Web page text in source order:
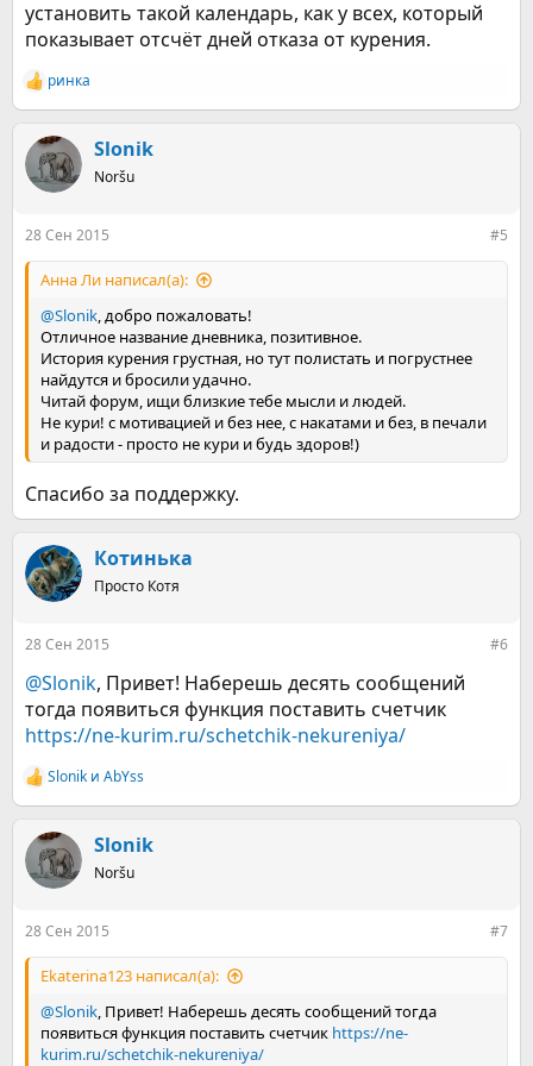
установить такой календарь, как у всех, который
показывает отсчёт дней отказа от курения.
Р
е
к
ц
и
ринка
Slonik
Noršu
28 Сен 2015 #5
Анна Ли написал(а):
@Slonik, добро пожаловать!
Отличное название дневника, позитивное.
История курения грустная, но тут полистать и погрустнее
найдутся и бросили удачно.
Читай форум, ищи близкие тебе мысли и людей.
Не кури! с мотивацией и без нее, с накатами и без, в печали
и радости - просто не кури и будь здоров!)
Спасибо за поддержку.
Котинька
Просто Котя
28 Сен 2015 #6
@Slonik, Привет! Наберешь десять сообщений
тогда появиться функция поставить счетчик
https://ne-kurim.ru/schetchik-nekureniya/
Р
е
к
ц
и
Slonik и AbYss
Slonik
Noršu
28 Сен 2015 #7
Ekaterina123 написал(а):
@Slonik, Привет! Наберешь десять сообщений тогда
появиться функция поставить счетчик https://ne-
kurim.ru/schetchik-nekureniya/